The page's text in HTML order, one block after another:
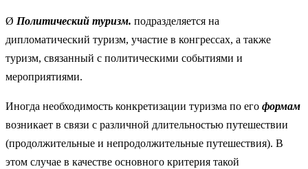
Ø Политический туризм. подразделяется на
дипломатический туризм, участие в конгрессах, а также
туризм, связанный с политическими событиями и
мероприятиями.
Иногда необходимость конкретизации туризма по его формам
возникает в связи с различной длительностью путешествии
(продолжительные и непродолжительные путешествия). В
этом случае в качестве основного критерия такой